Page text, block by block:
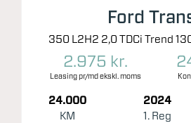
Ford
350 L2H2 2,0 TDCi Trend
2.975 kr.
Leasing pr/md ekskl. moms
24.000
KM
2024
1. Reg